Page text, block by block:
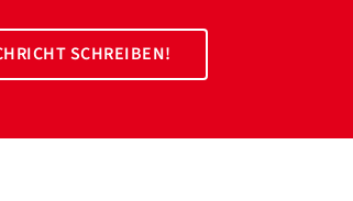
SCHREIBEN!